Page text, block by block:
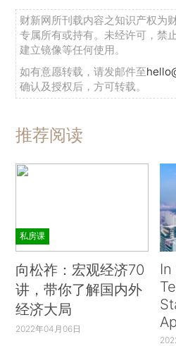
财新网所刊载内容之知识产权为
专属所有或持有。未经许可，禁
建立镜像等任何使用。
如有意愿转载，请发邮件至
确认及授权后，方可转载。
推荐阅读
私房课
向松祚：宏观经济70
讲，带你了解国内外
经济大局
2022年04月06日